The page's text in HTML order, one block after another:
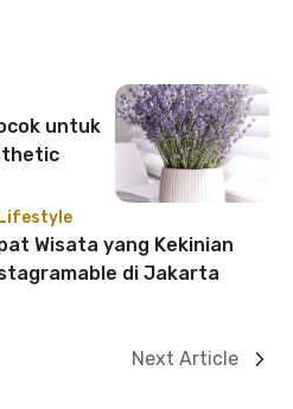
untuk
Wisata yang Kekinian
di Jakarta
Next Article